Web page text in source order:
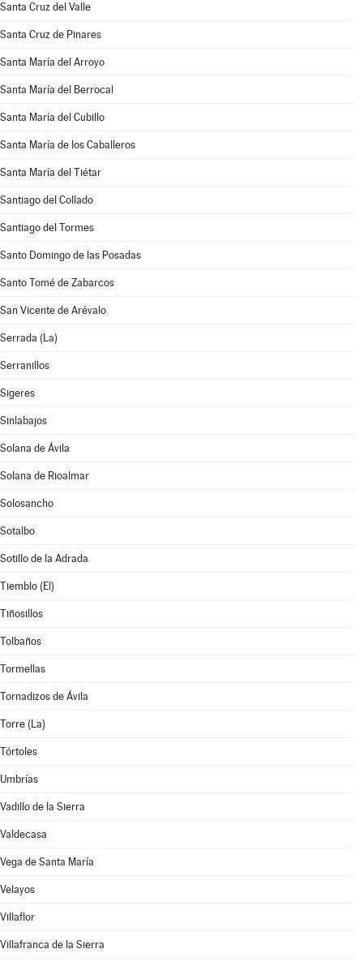
Santa Cruz del Valle
Santa Cruz de Pinares
Santa María del Arroyo
Santa María del Berrocal
Santa María del Cubillo
Santa María de los Caballeros
Santa María del Tiétar
Santiago del Collado
Santiago del Tormes
Santo Domingo de las Posadas
Santo Tomé de Zabarcos
San Vicente de Arévalo
Serrada (La)
Serranillos
Sigeres
Sinlabajos
Solana de Ávila
Solana de Rioalmar
Solosancho
Sotalbo
Sotillo de la Adrada
Tiemblo (El)
Tiñosillos
Tolbaños
Tormellas
Tornadizos de Ávila
Torre (La)
Tórtoles
Umbrías
Vadillo de la Sierra
Valdecasa
Vega de Santa María
Velayos
Villaflor
Villafranca de la Sierra